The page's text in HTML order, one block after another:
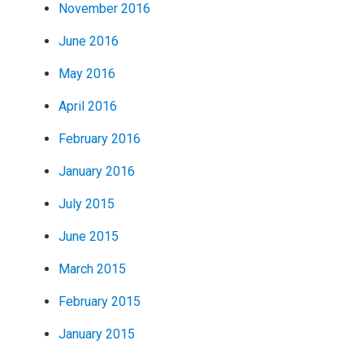
November 2016
June 2016
May 2016
April 2016
February 2016
January 2016
July 2015
June 2015
March 2015
February 2015
January 2015